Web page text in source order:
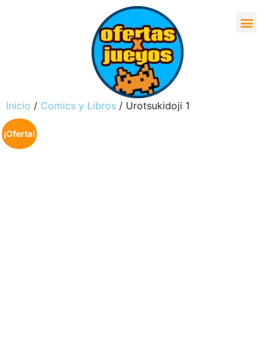
Inicio / Comics y Libros / Urotsukidoji 1
¡Oferta!